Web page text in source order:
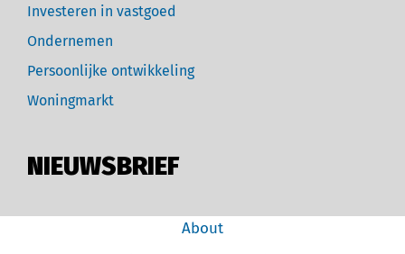
Investeren in vastgoed
Ondernemen
Persoonlijke ontwikkeling
Woningmarkt
NIEUWSBRIEF
About